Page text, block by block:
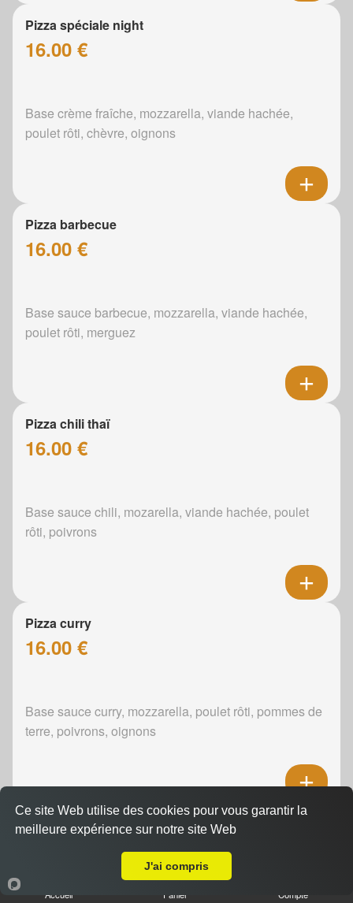
Pizza spéciale night
16.00 €
Base crème fraîche, mozzarella, viande hachée,
poulet rôti, chèvre, oignons
Pizza barbecue
16.00 €
Base sauce barbecue, mozzarella, viande hachée,
poulet rôti, merguez
Pizza chili thaï
16.00 €
Base sauce chili, mozarella, viande hachée, poulet
rôti, poivrons
Pizza curry
16.00 €
Base sauce curry, mozzarella, poulet rôti, pommes de
terre, poivrons, oignons
Pizza boursin
Accueil Panier Compte
Ce site Web utilise des cookies pour vous garantir la
meilleure expérience sur notre site Web
J'ai compris